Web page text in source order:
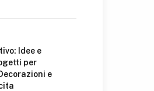
Idee e
per
e